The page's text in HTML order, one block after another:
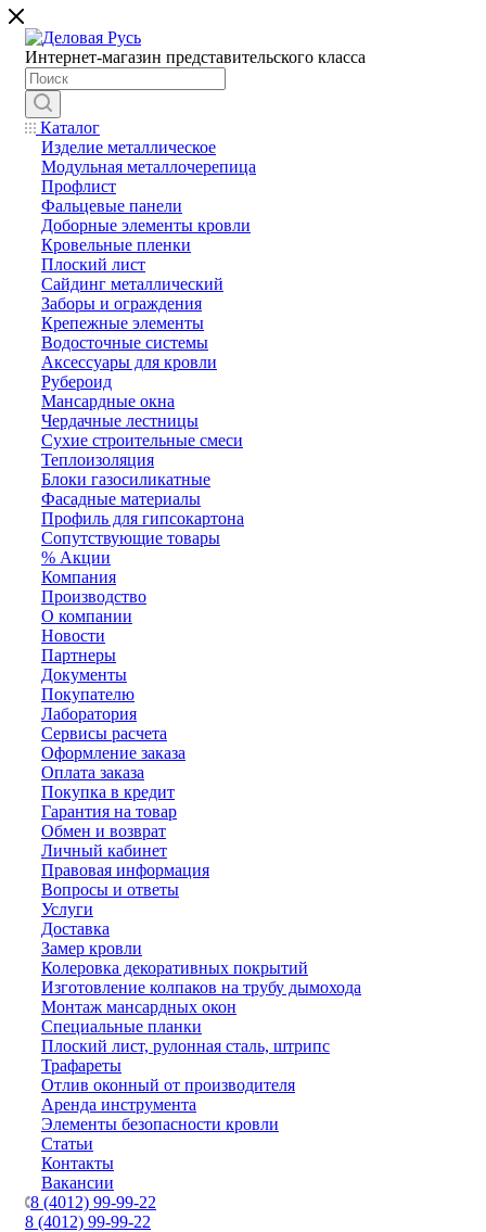
Интернет-магазин представительского класса
Каталог
Изделие металлическое
Модульная металлочерепица
Профлист
Фальцевые панели
Доборные элементы кровли
Кровельные пленки
Плоский лист
Сайдинг металлический
Заборы и ограждения
Крепежные элементы
Водосточные системы
Аксессуары для кровли
Рубероид
Мансардные окна
Чердачные лестницы
Сухие строительные смеси
Теплоизоляция
Блоки газосиликатные
Фасадные материалы
Профиль для гипсокартона
Сопутствующие товары
% Акции
Компания
Производство
О компании
Новости
Партнеры
Документы
Покупателю
Лаборатория
Сервисы расчета
Оформление заказа
Оплата заказа
Покупка в кредит
Гарантия на товар
Обмен и возврат
Личный кабинет
Правовая информация
Вопросы и ответы
Услуги
Доставка
Замер кровли
Колеровка декоративных покрытий
Изготовление колпаков на трубу дымохода
Монтаж мансардных окон
Специальные планки
Плоский лист, рулонная сталь, штрипс
Трафареты
Отлив оконный от производителя
Аренда инструмента
Элементы безопасности кровли
Статьи
Контакты
Вакансии
8 (4012) 99-99-22
8 (4012) 99-99-22